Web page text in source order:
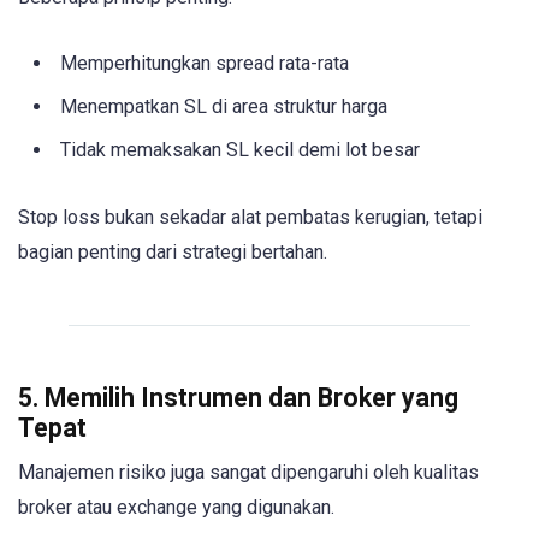
Memperhitungkan spread rata-rata
Menempatkan SL di area struktur harga
Tidak memaksakan SL kecil demi lot besar
Stop loss bukan sekadar alat pembatas kerugian, tetapi
bagian penting dari strategi bertahan.
5. Memilih Instrumen dan Broker yang
Tepat
Manajemen risiko juga sangat dipengaruhi oleh kualitas
broker atau exchange yang digunakan.